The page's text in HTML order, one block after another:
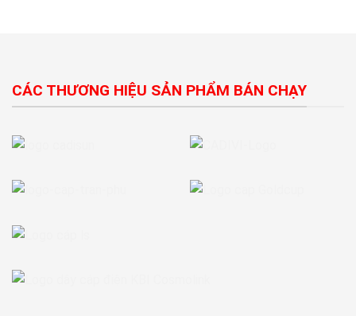
CÁC THƯƠNG HIỆU SẢN PHẨM BÁN CHẠY